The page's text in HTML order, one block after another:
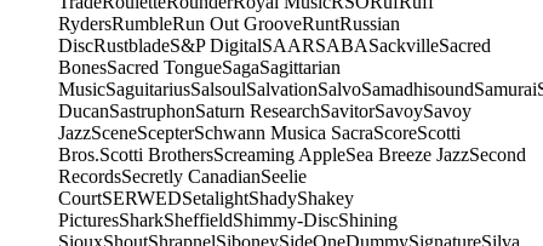
RydersRumbleRun Out GrooveRuntRussian
DiscRustbladeS&P DigitalSAARSABASackvilleSacred
BonesSacred TongueSagaSagittarian
MusicSaguitariusSalsoulSalvationSalvoSamadhisoundSamurai
DucanSastruphonSaturn ResearchSavitorSavoySavoy
JazzSceneScepterSchwann Musica SacraScoreScotti
Bros.Scotti BrothersScreaming AppleSea Breeze JazzSecond
RecordsSecretly CanadianSeelie
CourtSERWEDSetalightShadyShakey
PicturesSharkSheffieldShimmy-DiscShining